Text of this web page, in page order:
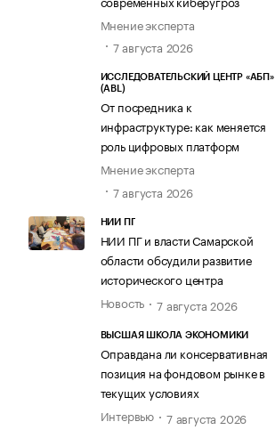
Мнение эксперта
7 августа 2026
ИССЛЕДОВАТЕЛЬСКИЙ ЦЕНТР «АБП»
(ABL)
От посредника к
инфраструктуре: как меняется
роль цифровых платформ
Мнение эксперта
7 августа 2026
НИИ ПГ
НИИ ПГ и власти Самарской
области обсудили развитие
исторического центра
Новость
7 августа 2026
ВЫСШАЯ ШКОЛА ЭКОНОМИКИ
Оправдана ли консервативная
позиция на фондовом рынке в
текущих условиях
Интервью
7 августа 2026